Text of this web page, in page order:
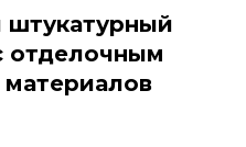
штукатурный
отделочным